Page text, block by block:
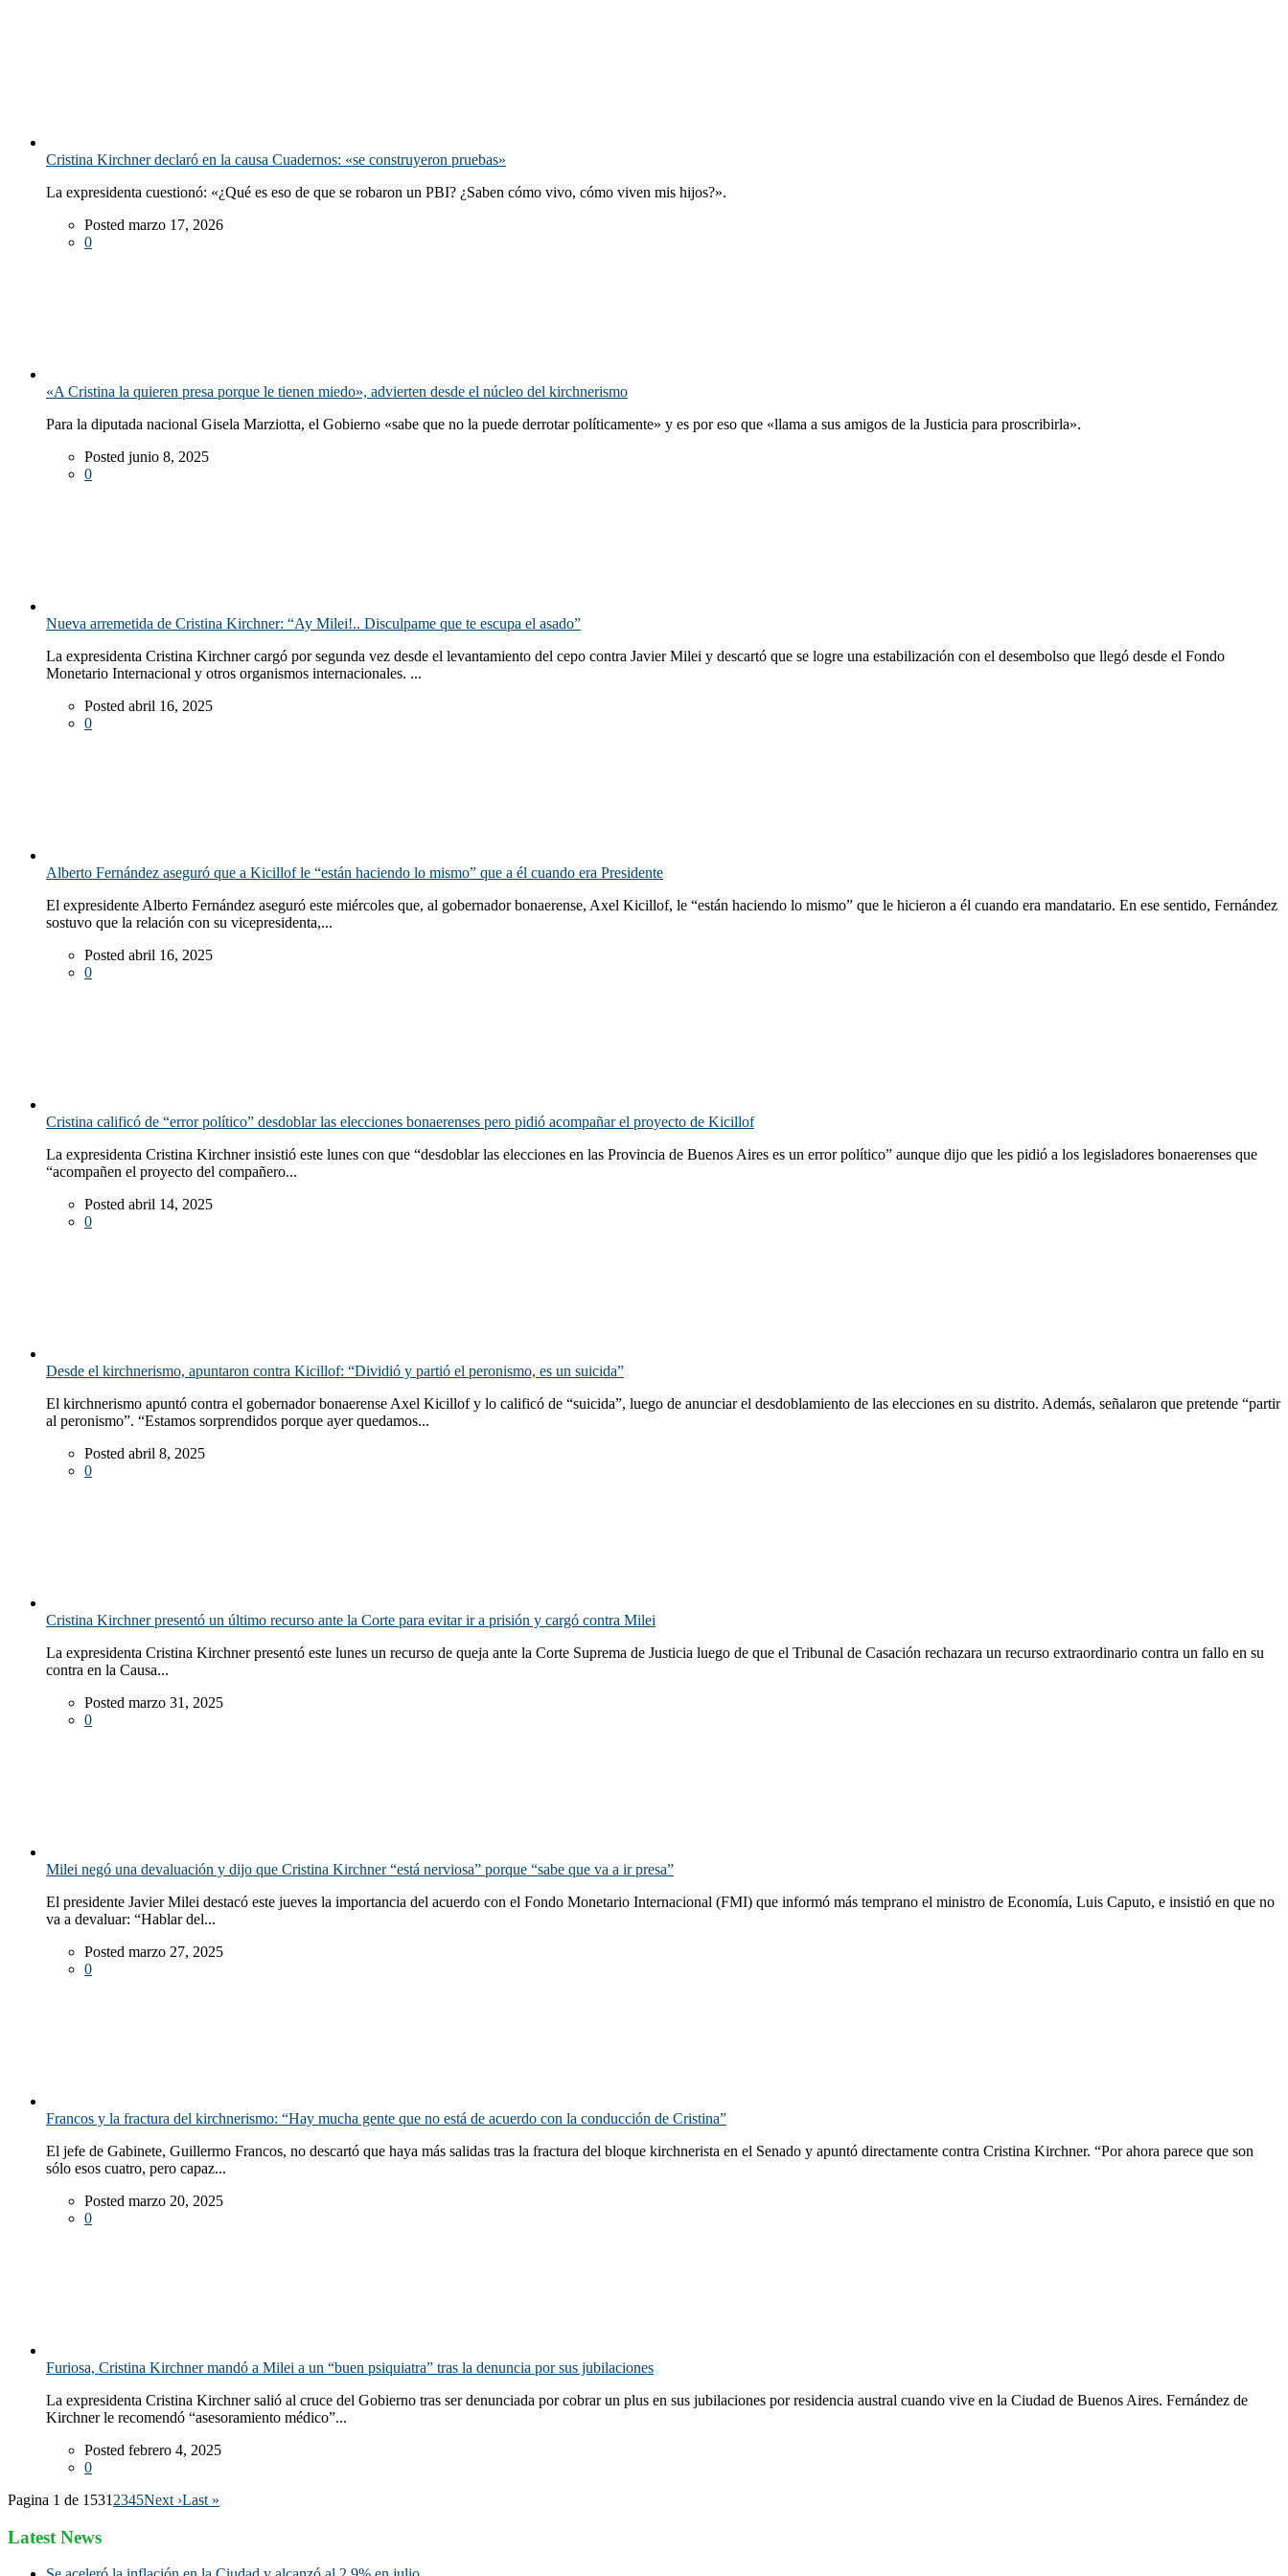
Cristina Kirchner declaró en la causa Cuadernos: «se construyeron pruebas»
La expresidenta cuestionó: «¿Qué es eso de que se robaron un PBI? ¿Saben cómo vivo, cómo viven mis hijos?».
Posted marzo 17, 2026
0
«A Cristina la quieren presa porque le tienen miedo», advierten desde el núcleo del kirchnerismo
Para la diputada nacional Gisela Marziotta, el Gobierno «sabe que no la puede derrotar políticamente» y es por eso que «llama a sus amigos de la Justicia para proscribirla».
Posted junio 8, 2025
0
Nueva arremetida de Cristina Kirchner: “Ay Milei!.. Disculpame que te escupa el asado”
La expresidenta Cristina Kirchner cargó por segunda vez desde el levantamiento del cepo contra Javier Milei y descartó que se logre una estabilización con el desembolso que llegó desde el Fondo
Monetario Internacional y otros organismos internacionales. ...
Posted abril 16, 2025
0
Alberto Fernández aseguró que a Kicillof le “están haciendo lo mismo” que a él cuando era Presidente
El expresidente Alberto Fernández aseguró este miércoles que, al gobernador bonaerense, Axel Kicillof, le “están haciendo lo mismo” que le hicieron a él cuando era mandatario. En ese sentido, Fernández
sostuvo que la relación con su vicepresidenta,...
Posted abril 16, 2025
0
Cristina calificó de “error político” desdoblar las elecciones bonaerenses pero pidió acompañar el proyecto de Kicillof
La expresidenta Cristina Kirchner insistió este lunes con que “desdoblar las elecciones en las Provincia de Buenos Aires es un error político” aunque dijo que les pidió a los legisladores bonaerenses que
“acompañen el proyecto del compañero...
Posted abril 14, 2025
0
Desde el kirchnerismo, apuntaron contra Kicillof: “Dividió y partió el peronismo, es un suicida”
El kirchnerismo apuntó contra el gobernador bonaerense Axel Kicillof y lo calificó de “suicida”, luego de anunciar el desdoblamiento de las elecciones en su distrito. Además, señalaron que pretende “partir
al peronismo”. “Estamos sorprendidos porque ayer quedamos...
Posted abril 8, 2025
0
Cristina Kirchner presentó un último recurso ante la Corte para evitar ir a prisión y cargó contra Milei
La expresidenta Cristina Kirchner presentó este lunes un recurso de queja ante la Corte Suprema de Justicia luego de que el Tribunal de Casación rechazara un recurso extraordinario contra un fallo en su
contra en la Causa...
Posted marzo 31, 2025
0
Milei negó una devaluación y dijo que Cristina Kirchner “está nerviosa” porque “sabe que va a ir presa”
El presidente Javier Milei destacó este jueves la importancia del acuerdo con el Fondo Monetario Internacional (FMI) que informó más temprano el ministro de Economía, Luis Caputo, e insistió en que no
va a devaluar: “Hablar del...
Posted marzo 27, 2025
0
Francos y la fractura del kirchnerismo: “Hay mucha gente que no está de acuerdo con la conducción de Cristina”
El jefe de Gabinete, Guillermo Francos, no descartó que haya más salidas tras la fractura del bloque kirchnerista en el Senado y apuntó directamente contra Cristina Kirchner. “Por ahora parece que son
sólo esos cuatro, pero capaz...
Posted marzo 20, 2025
0
Furiosa, Cristina Kirchner mandó a Milei a un “buen psiquiatra” tras la denuncia por sus jubilaciones
La expresidenta Cristina Kirchner salió al cruce del Gobierno tras ser denunciada por cobrar un plus en sus jubilaciones por residencia austral cuando vive en la Ciudad de Buenos Aires. Fernández de
Kirchner le recomendó “asesoramiento médico”...
Posted febrero 4, 2025
0
Pagina 1 de 1531 2345Next ›Last »
Latest News